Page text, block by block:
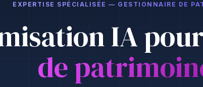
EXPERTISE SPÉCIALISÉE — GESTIONNAIRE DE
IA
de